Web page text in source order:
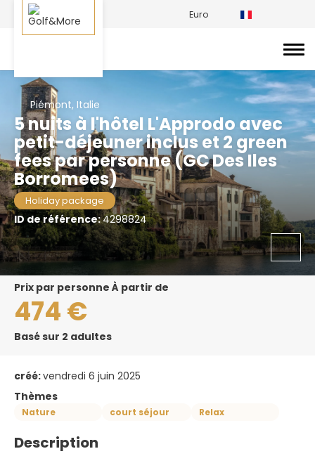
Euro
Piémont, Italie
5 nuits à l'hôtel L'Approdo avec
petit-déjeuner inclus et 2 green
fees par personne (GC Des Iles
Borromees)
Holiday package
ID de référence:4298824
prix par personne À partir de
474 €
Basé sur 2 adultes
créé:vendredi 6 juin 2025
Thèmes
Nature court séjour Relax
Description